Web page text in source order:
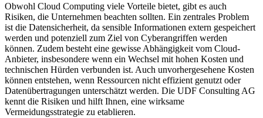
Obwohl Cloud Computing viele Vorteile bietet, gibt es auch
Risiken, die Unternehmen beachten sollten. Ein zentrales Problem
ist die Datensicherheit, da sensible Informationen extern gespeichert
werden und potenziell zum Ziel von Cyberangriffen werden
können. Zudem besteht eine gewisse Abhängigkeit vom Cloud-
Anbieter, insbesondere wenn ein Wechsel mit hohen Kosten und
technischen Hürden verbunden ist. Auch unvorhergesehene Kosten
können entstehen, wenn Ressourcen nicht effizient genutzt oder
Datenübertragungen unterschätzt werden. Die UDF Consulting AG
kennt die Risiken und hilft Ihnen, eine wirksame
Vermeidungsstrategie zu etablieren.